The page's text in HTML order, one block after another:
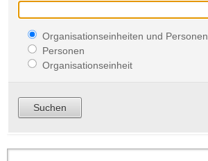
Organisationseinheiten und Personen
Personen
Organisationseinheit